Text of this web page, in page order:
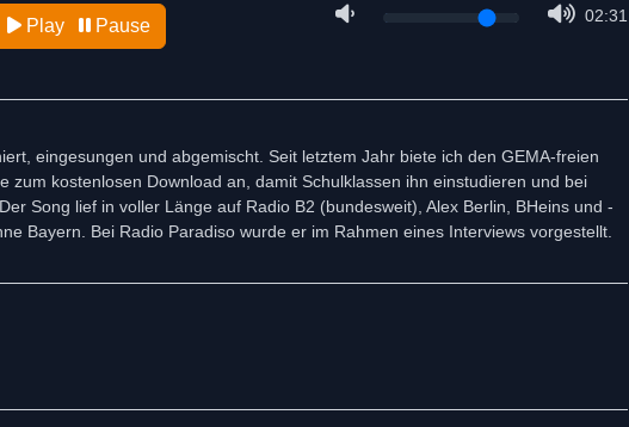
02:31
Play Pause
eingesungen und abgemischt. Seit letztem Jahr biete ich den GEMA-freien
kostenlosen Download an, damit Schulklassen ihn einstudieren und bei
Song lief in voller Länge auf Radio B2 (bundesweit), Alex Berlin, BHeins und -
Bayern. Bei Radio Paradiso wurde er im Rahmen eines Interviews vorgestellt.